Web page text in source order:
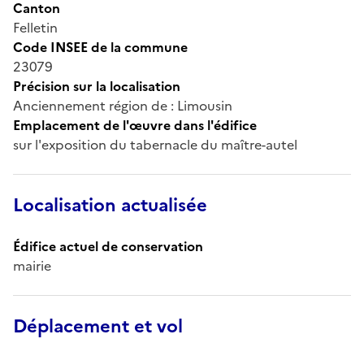
Canton
Felletin
Code INSEE de la commune
23079
Précision sur la localisation
Anciennement région de : Limousin
Emplacement de l'œuvre dans l'édifice
sur l'exposition du tabernacle du maître-autel
Localisation actualisée
Édifice actuel de conservation
mairie
Déplacement et vol